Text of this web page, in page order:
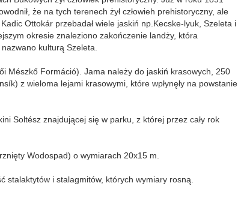
że na tych terenech żył człowieh prehistoryczny, ale
Ottokár przebadał wiele jaskiń np.Kecske-lyuk, Szeleta i
okresie znaleziono zakończenie landży, która
kulturą Szeleta.
Mészkő Formáció). Jama należy do jaskiń krasowych, 250
z wieloma lejami krasowymi, które wpłynęły na powstanie
Soltész znajdującej się w parku, z której przez cały rok
Wodospad) o wymiarach 20x15 m.
i stalagmitów, których wymiary rosną.